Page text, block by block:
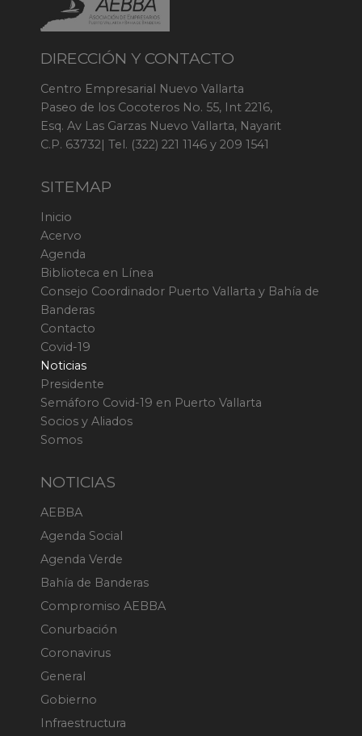
DIRECCIÓN Y CONTACTO
Centro Empresarial Nuevo Vallarta
Paseo de los Cocoteros No. 55, Int 2216,
Esq. Av Las Garzas Nuevo Vallarta, Nayarit
C.P. 63732| Tel. (322) 221 1146 y 209 1541
SITEMAP
Inicio
Acervo
Agenda
Biblioteca en Línea
Consejo Coordinador Puerto Vallarta y Bahía de
Banderas
Contacto
Covid-19
Noticias
Presidente
Semáforo Covid-19 en Puerto Vallarta
Socios y Aliados
Somos
NOTICIAS
AEBBA
Agenda Social
Agenda Verde
Bahía de Banderas
Compromiso AEBBA
Conurbación
Coronavirus
General
Gobierno
Infraestructura